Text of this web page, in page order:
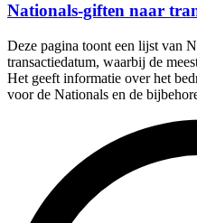
Nationals-giften naar
Deze pagina toont een lijst van
transactiedatum, waarbij de
Het geeft informatie over het
voor de Nationals en de